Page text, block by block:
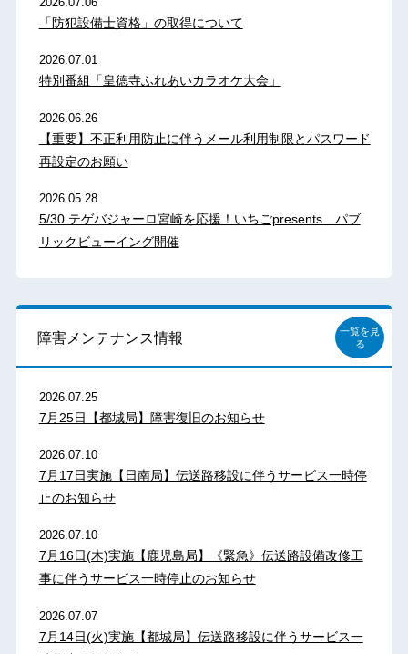
「防犯設備士資格」の取得について
2026.07.01
特別番組「皇徳寺ふれあいカラオケ大会」
2026.06.26
【重要】不正利用防止に伴うメール利用制限とパスワード
再設定のお願い
2026.05.28
5/30 テゲバジャーロ宮崎を応援！いちごpresents パブ
リックビューイング開催
障害メンテナンス情報
一覧を見
る
2026.07.25
7月25日【都城局】障害復旧のお知らせ
2026.07.10
7月17日実施【日南局】伝送路移設に伴うサービス一時停
止のお知らせ
2026.07.10
7月16日(木)実施【鹿児島局】《緊急》伝送路設備改修工
事に伴うサービス一時停止のお知らせ
2026.07.07
7月14日(火)実施【都城局】伝送路移設に伴うサービス一